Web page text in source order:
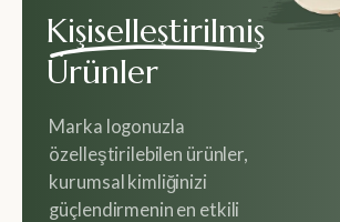
Kişiselleştirilmiş
Ürünler
Marka logonuzla
özelleştirilebilen ürünler,
kurumsal kimliğinizi
güçlendirmenin en etkili